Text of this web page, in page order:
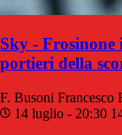
Sky -
portieri della
F. Busoni Francesco
14 luglio - 20:30